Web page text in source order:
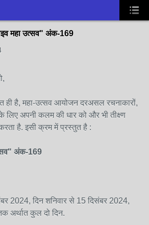
महा उत्सव" अंक-169
ही है, महा-उत्सव आयोजन दरअसल रचनाकारों,
लिए अपनी कलम की धार को और भी तीक्ष्ण
है. इसी क्रम में प्रस्तुत है :
अंक-169
2024, दिन शनिवार से 15 दिसंबर 2024,
अर्थात कुल दो दिन.